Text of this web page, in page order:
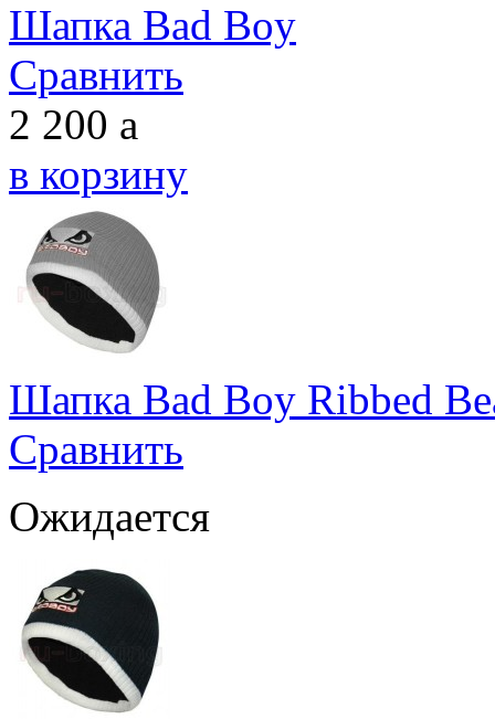
Шапка Bad Boy
Сравнить
2 200 a
в корзину
Шапка Bad Boy Ribbed
Сравнить
Ожидается